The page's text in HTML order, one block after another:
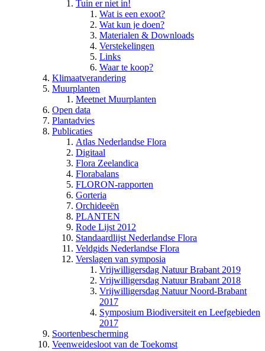
Tuin er niet in!
Wat is een exoot?
Wat kun je doen?
Materialen & Downloads
Verstekelingen
Links
Waar te koop?
Klimaatverandering
Muurplanten
Meetnet Muurplanten
Open data
Plantadvies
Publicaties
Atlas Nederlandse Flora
Digitaal
Flora Zeelandica
Florabalans
FLORON-rapporten
Gorteria
Orchideeën
PLANTEN
Rode Lijst 2012
Standaardlijst Nederlandse Flora
Veldgids Nederlandse Flora
Verslagen van symposia
Vrijwilligersdag Natuur Brabant 2019
Vrijwilligersdag Natuur Brabant 2018
Vrijwilligersdag Natuur Noord-Brabant
2017
Symposium Biodiversiteit en Leefgebieden
2017
Soortenbescherming
Veenweidesloot van de Toekomst